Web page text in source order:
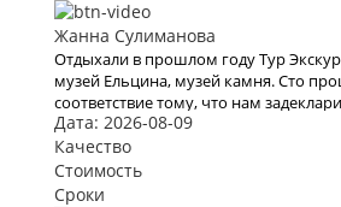
Жанна Сулиманова
Отдыхали в прошлом году Тур
музей Ельцина, музей камня. Сто
соответствие тому, что нам
КартаТревел. Хотели и в этом году
услугами, но видимо эта пандемия все
Дата: 2026-08-09
Качество
Стоимость
Сроки